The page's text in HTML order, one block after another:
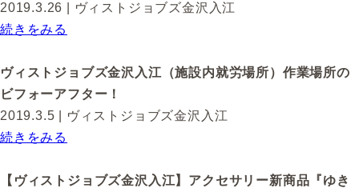
2019.3.26 | ヴィストジョブズ金沢入江
続きをみる
ヴィストジョブズ金沢入江（施設内就労場所）作業場所の
ビフォーアフター！
2019.3.5 | ヴィストジョブズ金沢入江
続きをみる
【ヴィストジョブズ金沢入江】アクセサリー新商品『ゆき